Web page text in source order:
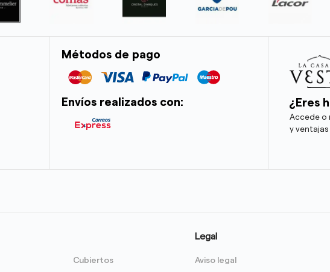
Métodos de pago
Envíos realizados con: ¿Eres
Accede o
y
Cubiertos
Legal
Aviso legal